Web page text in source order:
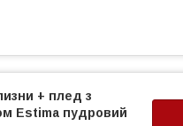
+ плед з
Estima пудровий